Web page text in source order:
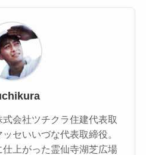
会社ツチクラ住建代表取
セいいづな代表取締役。
上がった霊仙寺湖芝広場